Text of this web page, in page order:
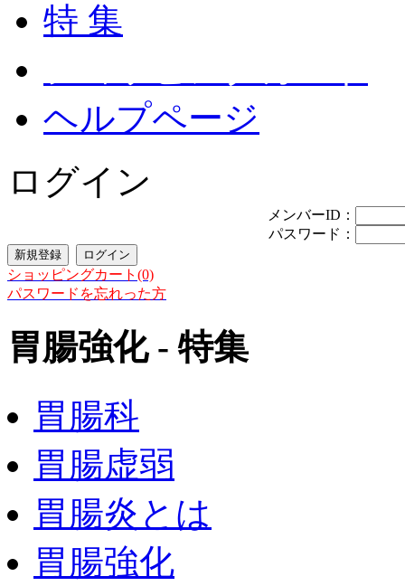
特 集
ヘルプページ
ログイン
メンバーID：
パスワード：
ショッピングカート(0)
パスワードを忘れった方
胃腸強化 - 特集
胃腸科
胃腸虚弱
胃腸炎とは
胃腸強化